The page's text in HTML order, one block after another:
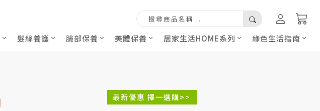
髮絲養護 臉部保養 美體保養 居家生活HOME系列 綠色生活指南
最新優惠 擇一選購>>